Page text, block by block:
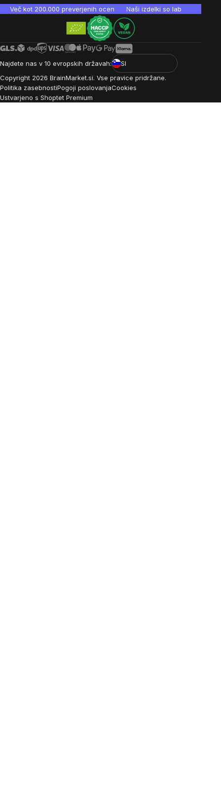
Več kot 200.000 preverjenih ocen Naši izdelki so laboratorijsko
Najdete nas v 10 evropskih državah:
SI
Copyright 2026 BrainMarket.si. Vse pravice pridržane.
Politika zasebnostiPogoji poslovanjaCookies
Ustvarjeno s Shoptet Premium